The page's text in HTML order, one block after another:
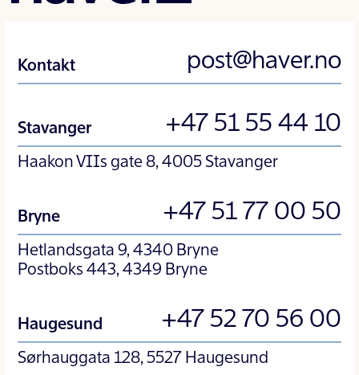
Kontakt post@haver.no
Stavanger +47 51 55 44 10
Haakon VIIs gate 8, 4005 Stavanger
Bryne +47 51 77 00 50
Hetlandsgata 9, 4340 Bryne
Postboks 443, 4349 Bryne
Haugesund +47 52 70 56 00
Sørhauggata 128, 5527 Haugesund